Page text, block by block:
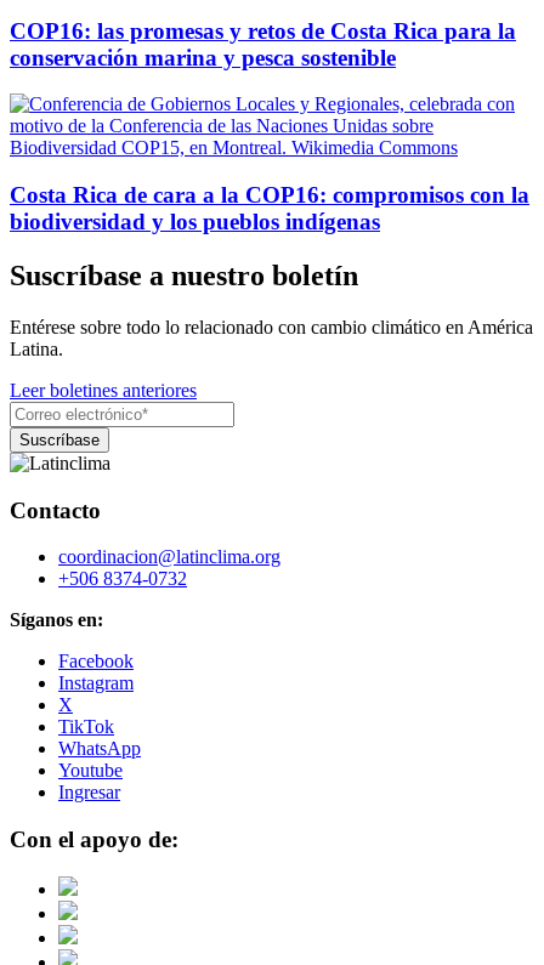
COP16: las promesas y retos de Costa Rica para la
conservación marina y pesca sostenible
Costa Rica de cara a la COP16: compromisos con la
biodiversidad y los pueblos indígenas
Suscríbase a nuestro boletín
Entérese sobre todo lo relacionado con cambio climático en América
Latina.
Leer boletines anteriores
Contacto
coordinacion@latinclima.org
+506 8374-0732
Síganos en:
Facebook
Instagram
X
TikTok
WhatsApp
Youtube
Ingresar
Con el apoyo de: